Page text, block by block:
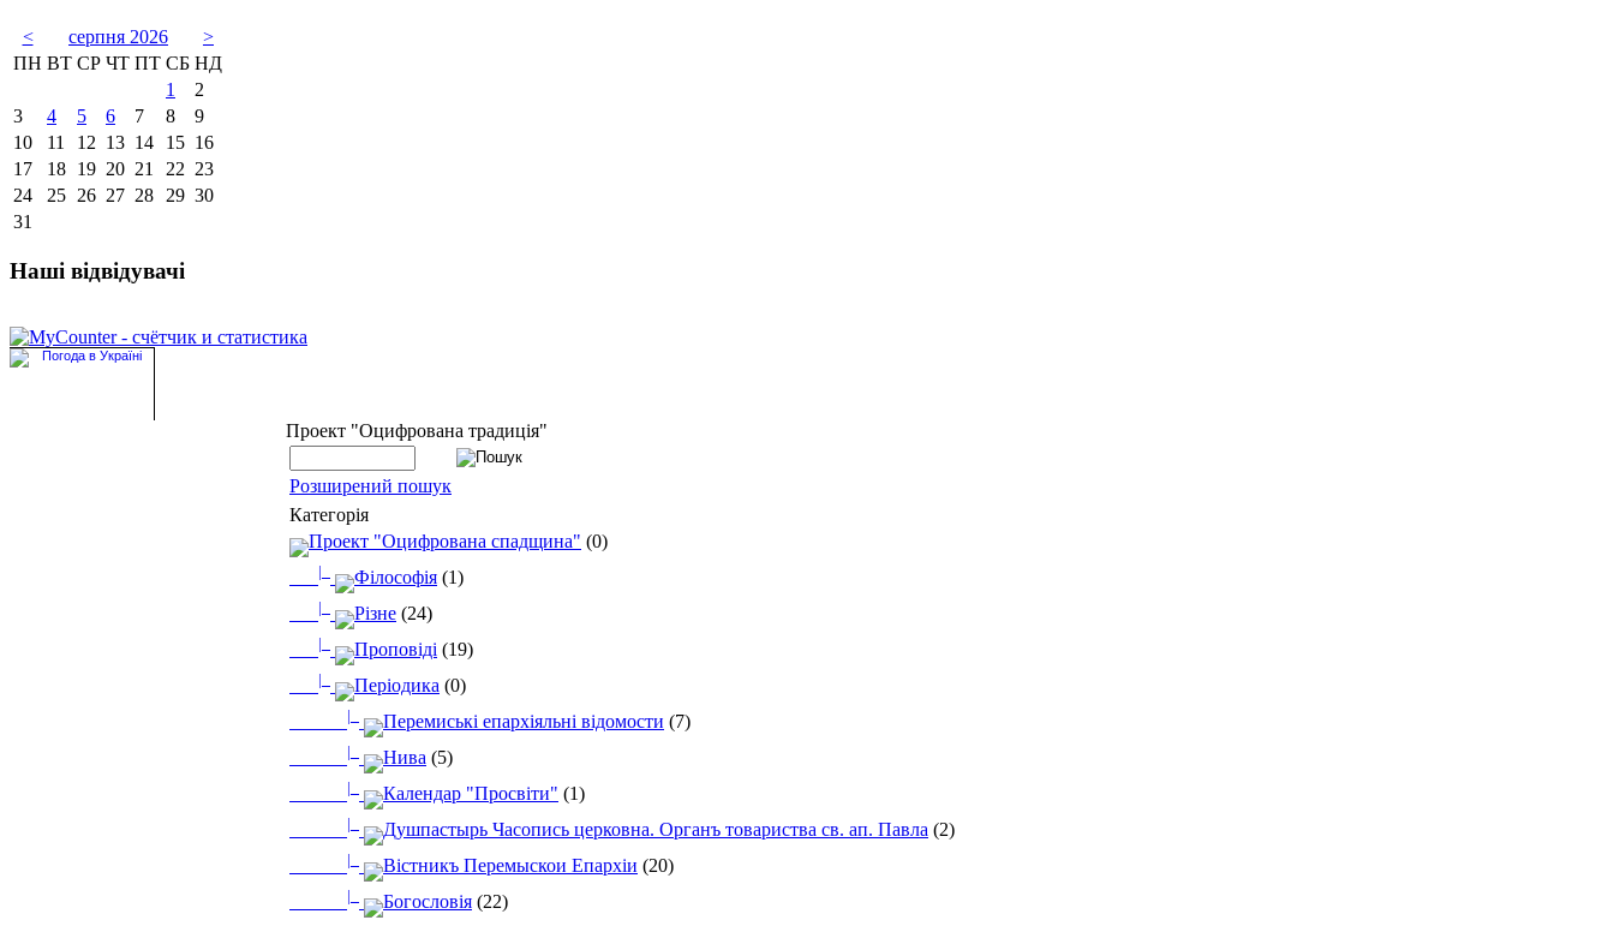
< серпня 2026
>
ПН ВТ СР ЧТ ПТ СБ НД
1
2
3
4 5 6 7 8
9
10
11 12 13 14 15 16
17
18 19 20 21 22 23
24
25 26 27 28 29 30
31
Наші відвідувачі
Проект "Оцифрована традиція"
Розширений пошук
Категорія
Проект "Оцифрована спадщина" (0)
|_ Філософія (1)
|_ Різне (24)
|_ Проповіді (19)
|_ Періодика (0)
|_ Перемиські епархіяльні відомости (7)
|_ Нива (5)
|_ Календар "Просвіти" (1)
|_ Душпастырь Часопись церковна. Органъ товариства св. ап. Павла (2)
|_ Вістникъ Перемыскои Епархіи (20)
|_ Богословія (22)